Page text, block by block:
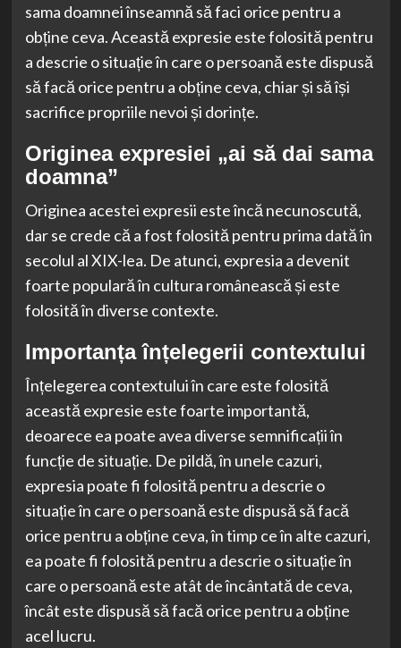
sama doamnei înseamnă să faci orice pentru a
obține ceva. Această expresie este folosită pentru
a descrie o situație în care o persoană este dispusă
să facă orice pentru a obține ceva, chiar și să își
sacrifice propriile nevoi și dorințe.
Originea expresiei „ai să dai sama
doamna”
Originea acestei expresii este încă necunoscută,
dar se crede că a fost folosită pentru prima dată în
secolul al XIX-lea. De atunci, expresia a devenit
foarte populară în cultura românească și este
folosită în diverse contexte.
Importanța înțelegerii contextului
Înțelegerea contextului în care este folosită
această expresie este foarte importantă,
deoarece ea poate avea diverse semnificații în
funcție de situație. De pildă, în unele cazuri,
expresia poate fi folosită pentru a descrie o
situație în care o persoană este dispusă să facă
orice pentru a obține ceva, în timp ce în alte cazuri,
ea poate fi folosită pentru a descrie o situație în
care o persoană este atât de încântată de ceva,
încât este dispusă să facă orice pentru a obține
acel lucru.